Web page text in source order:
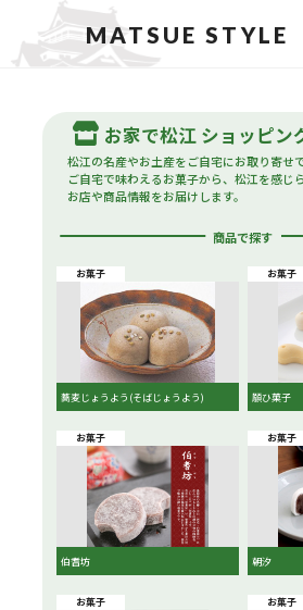
MATSUE STYLE
お家で松江 ショッピン
松江の名産やお土産をご自宅にお取り寄せ
ご自宅で味わえるお菓子から、松江を感じ
お店や商品情報をお届けします。
商品で探す
お菓子
蕎麦じょうよう(そばじょうよう)
お菓子
願ひ菓子
お菓子
伯耆坊
お菓子
朝汐
お菓子 お菓子